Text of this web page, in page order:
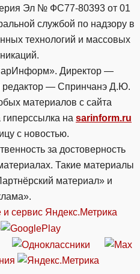
Эл № ФС77-80393 от 01
службой по надзору в
технологий и массовых
Директор —
— Спринчанэ Д.Ю.
материалов с сайта
на sarinform.ru
с новостью.
за достоверность
Такие материалы
материал» и
и сервиc Яндекс.Метрика